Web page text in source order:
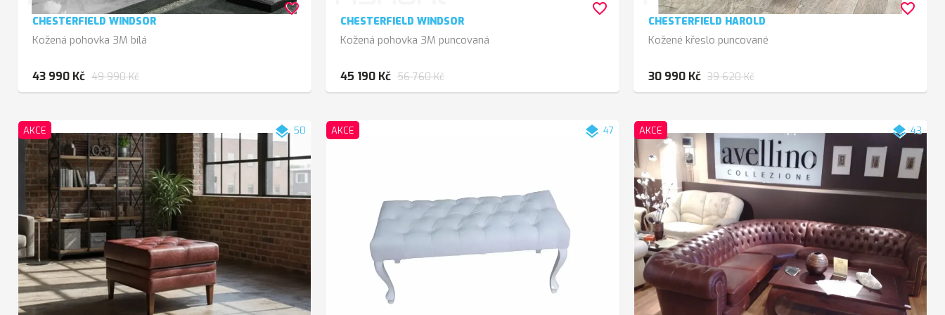
CHESTERFIELD WINDSOR
Kožená pohovka 3M bílá
43 990 Kč 49 990 Kč
favorite_border
CHESTERFIELD WINDSOR
Kožená pohovka 3M puncovaná
45 190 Kč 56 760 Kč
favorite_border
CHESTERFIELD HAROLD
Kožené křeslo puncované
30 990 Kč 39 620 Kč
favorite_border
AKCE layers 50 AKCE layers 47 AKCE layers43